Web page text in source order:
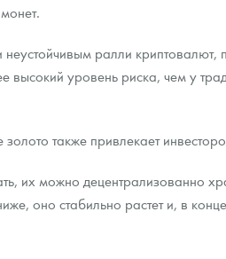
неустойчивым ралли
уровень риска, чем у
также привлекает
их можно децентрализованно
оно стабильно растет и, в